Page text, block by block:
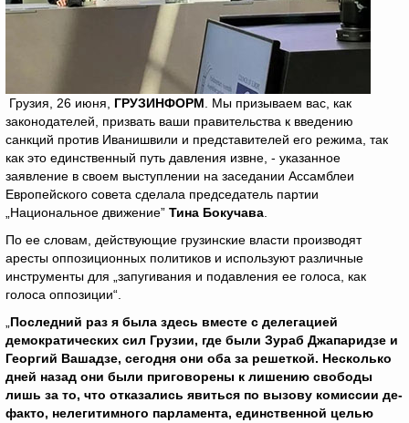
Грузия, 26 июня, ГРУЗИНФОРМ . Мы призываем вас, как
законодателей, призвать ваши правительства к введению
санкций против Иванишвили и представителей его режима, так
как это единственный путь давления извне, - указанное
заявление в своем выступлении на заседании Ассамблеи
Европейского совета сделала председатель партии
„Национальное движение” Тина Бокучава
По ее словам, действующие грузинские власти производят
аресты оппозиционных политиков и используют различные
инструменты для „запугивания и подавления ее голоса, как
голоса оппозиции“.
Последний раз я была здесь вместе с делегацией
демократических сил Грузии, где были Зураб Джапаридзе и
Георгий Вашадзе, сегодня они оба за решеткой. Несколько
дней назад они были приговорены к лишению свободы
лишь за то, что отказались явиться по вызову комиссии де-
факто, нелегитимного парламента, единственной целью